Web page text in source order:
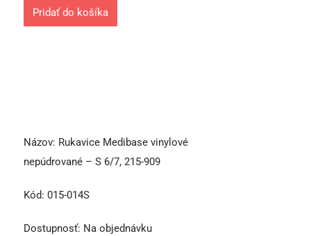
Pridať do košíka
Názov: Rukavice Medibase vinylové
nepúdrované – S 6/7, 215-909
Kód: 015-014S
Dostupnosť: Na objednávku